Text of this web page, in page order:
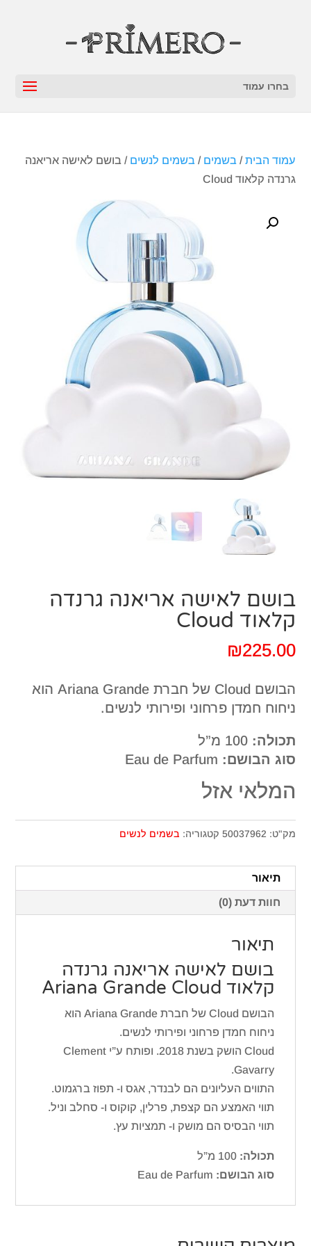
בחרו עמוד
עמוד הבית/בשמים /בשמים לנשים / בושם לאישה אריאנה
גרנדה קלאוד Cloud
בושם לאישה אריאנה גרנדה
קלאוד Cloud
₪225.00
הבושם Cloud של חברת Ariana Grande הוא
ניחוח חמדן פרחוני ופירותי לנשים.
תכולה: 100 מ”ל
סוג הבושם:
המלאי אזל
מק"ט: 50037962 קטגוריה: בשמים לנשים
תיאור
חוות דעת (0)
תיאור
בושם לאישה אריאנה גרנדה
קלאוד Ariana Grande Cloud
הבושם Cloud של חברת Ariana Grande הוא
ניחוח חמדן פרחוני ופירותי לנשים.
Cloud הושק בשנת 2018. ופותח ע”י Clement
Gavarry.
התווים העליונים הם לבנדר, אגס ו- תפוז ברגמוט.
תווי האמצע הם קצפת, פרלין, קוקוס ו- סחלב וניל.
תווי הבסיס הם מושק ו- תמציות עץ.
תכולה: 100 מ”ל
סוג הבושם: